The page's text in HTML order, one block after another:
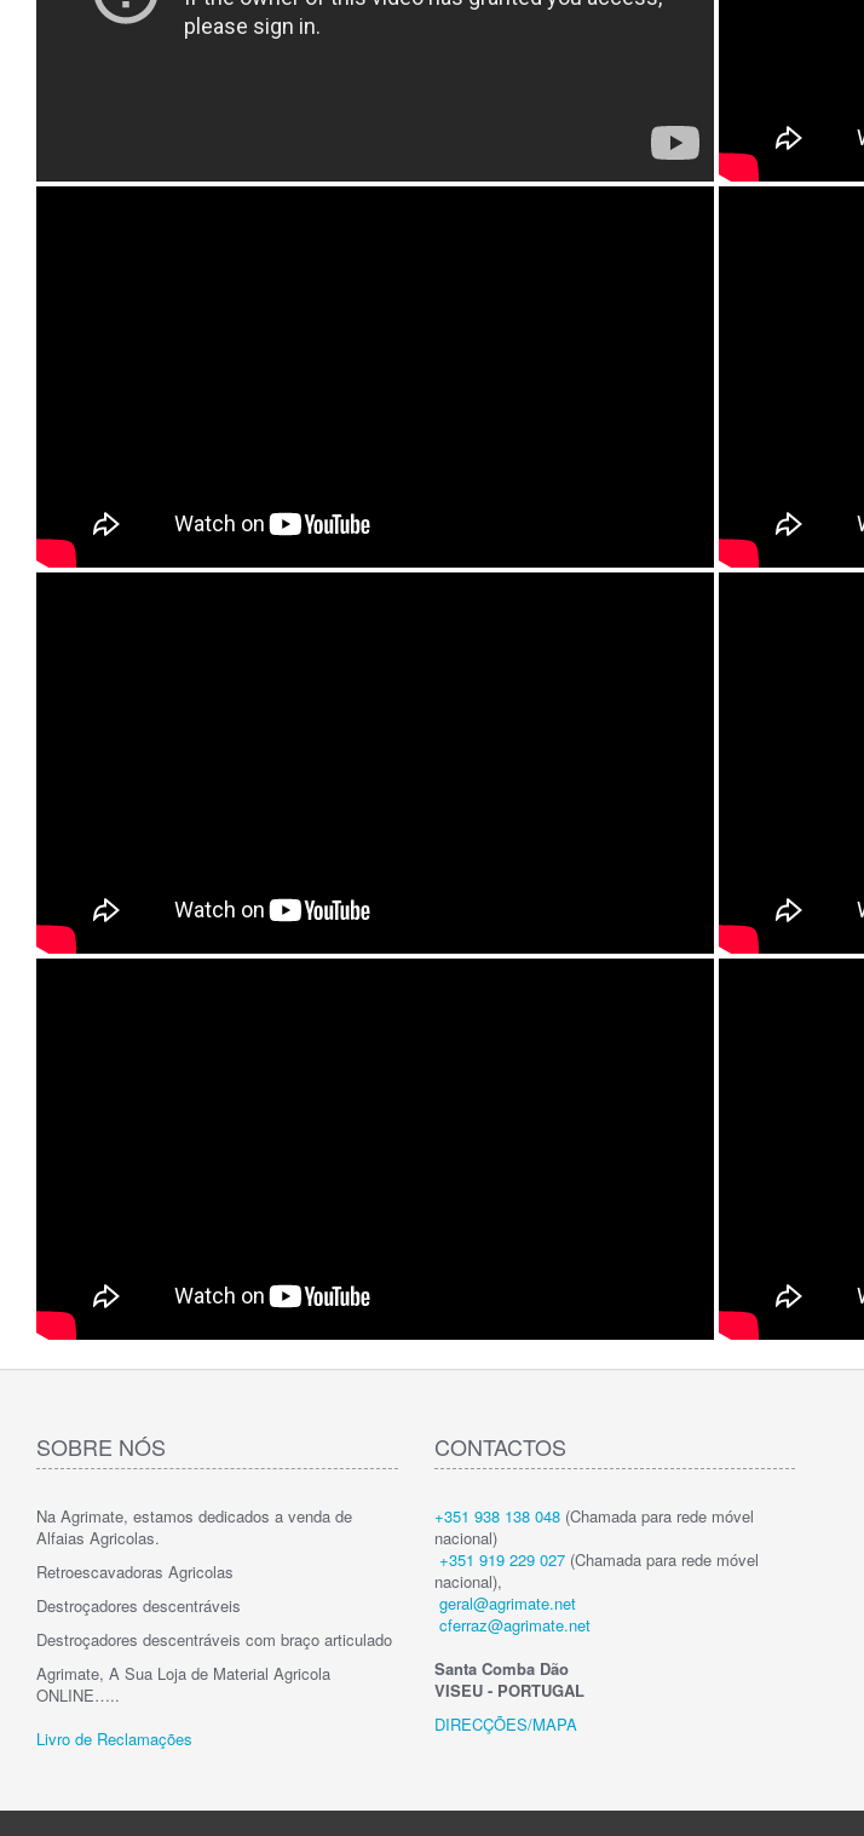
SOBRE NÓS
Na Agrimate, estamos dedicados a venda de
Alfaias Agricolas.
Retroescavadoras Agricolas
Destroçadores descentráveis
Destroçadores descentráveis com braço articulado
Agrimate, A Sua Loja de Material Agricola
ONLINE…..
Livro de Reclamações
CONTACTOS
+351 938 138 048(Chamada para rede móvel
nacional)
+351 919 229 027(Chamada para rede móvel
nacional),
geral@agrimate.net
cferraz@agrimate.net
Santa Comba Dão
VISEU - PORTUGAL
DIRECÇÕES/MAPA